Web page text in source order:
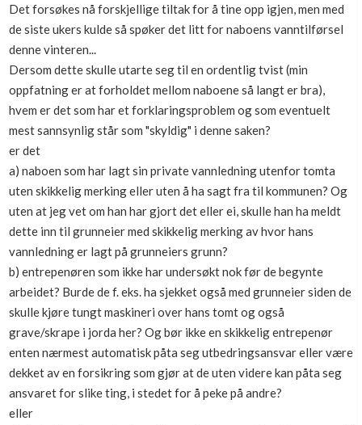
Det forsøkes nå forskjellige tiltak for å tine opp igjen, men med
de siste ukers kulde så spøker det litt for naboens vanntilførsel
denne vinteren...
Dersom dette skulle utarte seg til en ordentlig tvist (min
oppfatning er at forholdet mellom naboene så langt er bra),
hvem er det som har et forklaringsproblem og som eventuelt
mest sannsynlig står som "skyldig" i denne saken?
er det
a) naboen som har lagt sin private vannledning utenfor tomta
uten skikkelig merking eller uten å ha sagt fra til kommunen? Og
uten at jeg vet om han har gjort det eller ei, skulle han ha meldt
dette inn til grunneier med skikkelig merking av hvor hans
vannledning er lagt på grunneiers grunn?
b) entrepenøren som ikke har undersøkt nok før de begynte
arbeidet? Burde de f. eks. ha sjekket også med grunneier siden de
skulle kjøre tungt maskineri over hans tomt og også
grave/skrape i jorda her? Og bør ikke en skikkelig entrepenør
enten nærmest automatisk påta seg utbedringsansvar eller være
dekket av en forsikring som gjør at de uten videre kan påta seg
ansvaret for slike ting, i stedet for å peke på andre?
eller